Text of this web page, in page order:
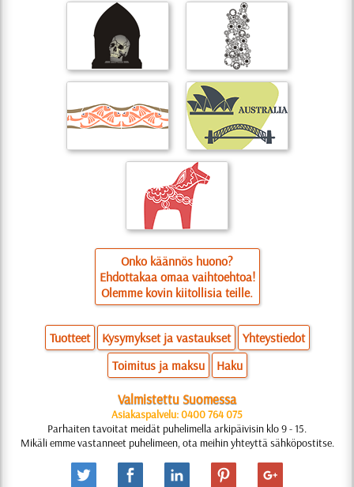
Onko käännös huono?
Ehdottakaa omaa vaihtoehtoa!
Olemme kovin kiitollisia teille.
Tuotteet Kysymykset ja vastaukset
Yhteystiedot
Toimitus ja maksu
Haku
Valmistettu Suomessa
Asiakaspalvelu: 0400 764 075
Parhaiten tavoitat meidät puhelimella arkipäivisin klo 9 - 15.
Mikäli emme vastanneet puhelimeen, ota meihin yhteyttä sähköpostitse.